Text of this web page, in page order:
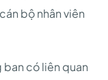
bộ nhân viên
có liên quan